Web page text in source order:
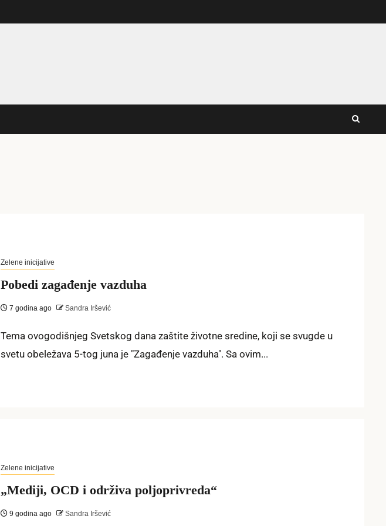
Zelene inicijative
Pobedi zagađenje vazduha
7 godina ago Sandra Iršević
Tema ovogodišnjeg Svetskog dana zaštite životne sredine, koji se svugde u
svetu obeležava 5-tog juna je "Zagađenje vazduha". Sa ovim...
Zelene inicijative
„Mediji, OCD i održiva poljoprivreda“
9 godina ago Sandra Iršević